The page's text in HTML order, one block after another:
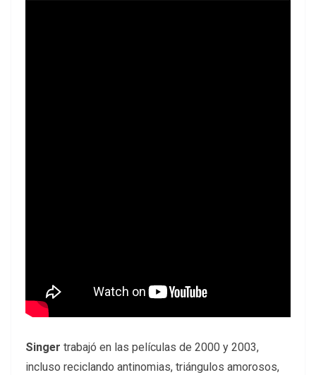
Singer trabajó en las películas de 2000 y 2003,
incluso reciclando antinomias, triángulos amorosos,